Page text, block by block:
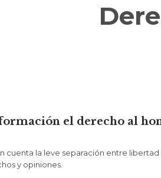
el derecho al
cuenta la leve separación entre
y opiniones.